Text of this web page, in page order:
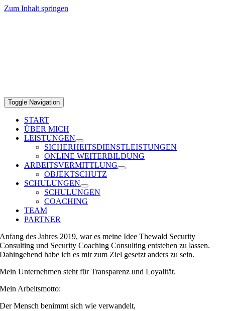
Zum Inhalt springen
Toggle Navigation
START
ÜBER MICH
LEISTUNGEN
SICHERHEITSDIENSTLEISTUNGEN
ONLINE WEITERBILDUNG
ARBEITSVERMITTLUNG
OBJEKTSCHUTZ
SCHULUNGEN
SCHULUNGEN
COACHING
TEAM
PARTNER
Anfang des Jahres 2019, war es meine Idee Thewald Security
Consulting und Security Coaching Consulting entstehen zu lassen.
Dahingehend habe ich es mir zum Ziel gesetzt anders zu sein.
Mein Unternehmen steht für Transparenz und Loyalität.
Mein Arbeitsmotto:
Der Mensch benimmt sich wie verwandelt,